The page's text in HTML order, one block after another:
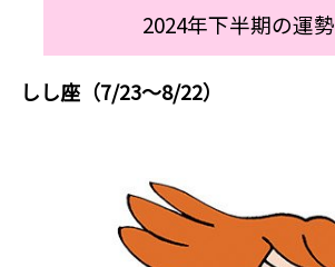
2024年下半期の運勢
しし座（7/23～8/22）